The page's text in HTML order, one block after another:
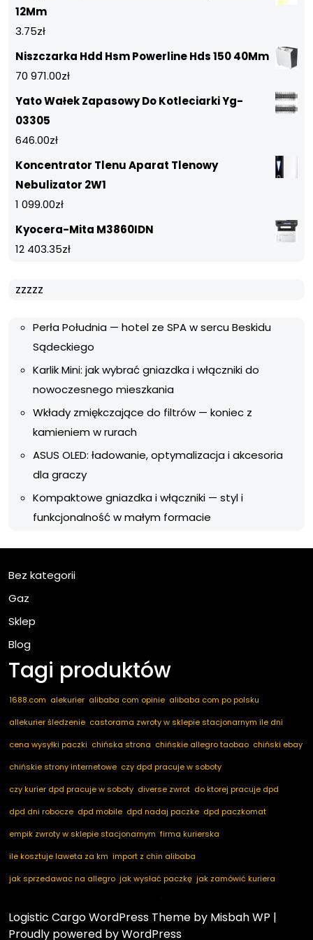
12Mm
3.75zł
Niszczarka Hdd Hsm Powerline Hds 150 40Mm
70 971.00zł
Yato Wałek Zapasowy Do Kotleciarki Yg-
03305
646.00zł
Koncentrator Tlenu Aparat Tlenowy
Nebulizator 2W1
1 099.00zł
Kyocera-Mita M3860IDN
12 403.35zł
zzzzz
Perła Południa — hotel ze SPA w sercu Beskidu
Sądeckiego
Karlik Mini: jak wybrać gniazdka i włączniki do
nowoczesnego mieszkania
Wkłady zmiękczające do filtrów — koniec z
kamieniem w rurach
ASUS OLED: ładowanie, optymalizacja i akcesoria
dla graczy
Kompaktowe gniazdka i włączniki — styl i
funkcjonalność w małym formacie
Bez kategorii
Gaz
Sklep
Blog
Tagi produktów
1688.com alekurier alibaba com opinie alibaba com po polsku
allekurier śledzenie castorama zwroty w sklepie stacjonarnym ile dni
cena wysyłki paczki chińska strona chińskie allegro taobao chiński ebay
chińskie strony internetowe czy dpd pracuje w soboty
czy kurier dpd pracuje w soboty diverse zwrot do ktorej pracuje dpd
dpd dni robocze dpd mobile dpd nadaj paczke dpd paczkomat
empik zwroty w sklepie stacjonarnym firma kurierska
ile kosztuje laweta za km import z chin alibaba
jak sprzedawac na allegro jak wysłać paczkę jak zamówić kuriera
marketplace ogłoszenia
nadaj paczkę dpd
notino zwroty paczkomaty dpd
pakuten zwrot
Logistic Cargo WordPress Theme by Misbah WP |
Proudly powered by WordPress